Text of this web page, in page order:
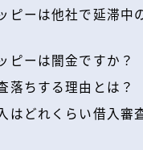
ピーは他社で延滞中
ピーは闇金ですか？
落ちする理由とは？
はどれくらい借入審